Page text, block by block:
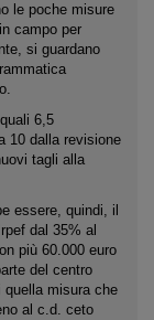
le poche misure
campo per
si guardano
6,5
10 dalla revisione
tagli alla
essere, quindi, il
dal 35% al
più 60.000 euro
del centro
misura che
al c.d. ceto